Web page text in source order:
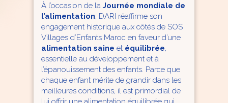
À l’occasion de la Journée mondiale de
l’alimentation, DARI réaffirme son
engagement historique aux côtés de SOS
Villages d’Enfants Maroc en faveur d’une
alimentation saine et équilibrée,
essentielle au développement et à
l’épanouissement des enfants. Parce que
chaque enfant mérite de grandir dans les
meilleures conditions, il est primordial de